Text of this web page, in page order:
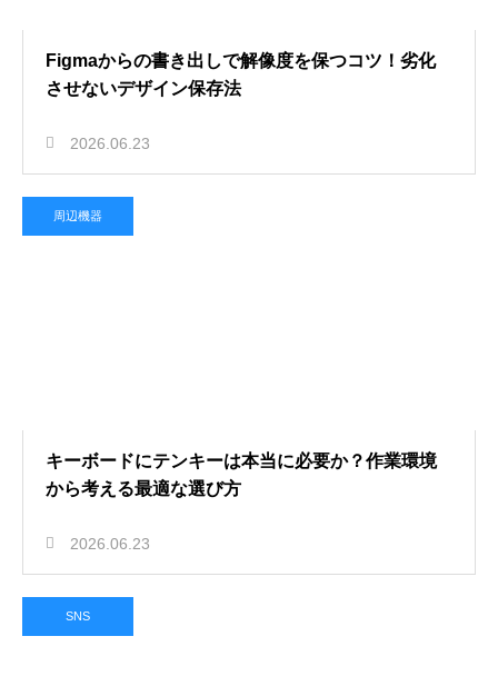
Figmaからの書き出しで解像度を保つコツ！劣化
させないデザイン保存法
2026.06.23
周辺機器
キーボードにテンキーは本当に必要か？作業環境
から考える最適な選び方
2026.06.23
SNS